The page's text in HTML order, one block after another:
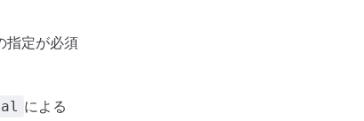
指定が必須
による